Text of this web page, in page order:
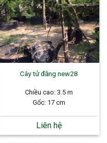
Cây tử đằng new28
Chiều cao: 3.5 m
Gốc: 17 cm
Liên hệ